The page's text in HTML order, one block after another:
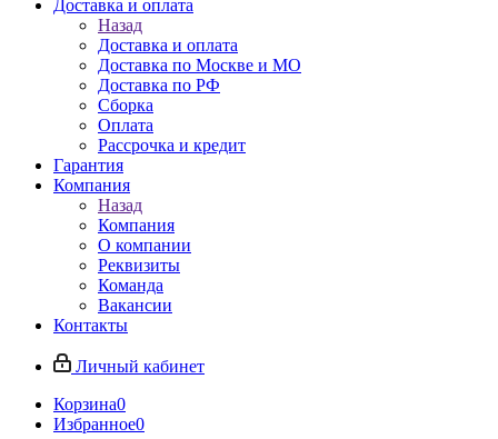
Доставка и оплата
Назад
Доставка и оплата
Доставка по Москве и МО
Доставка по РФ
Сборка
Оплата
Рассрочка и кредит
Гарантия
Компания
Назад
Компания
О компании
Реквизиты
Команда
Вакансии
Контакты
Личный кабинет
Корзина0
Избранное0